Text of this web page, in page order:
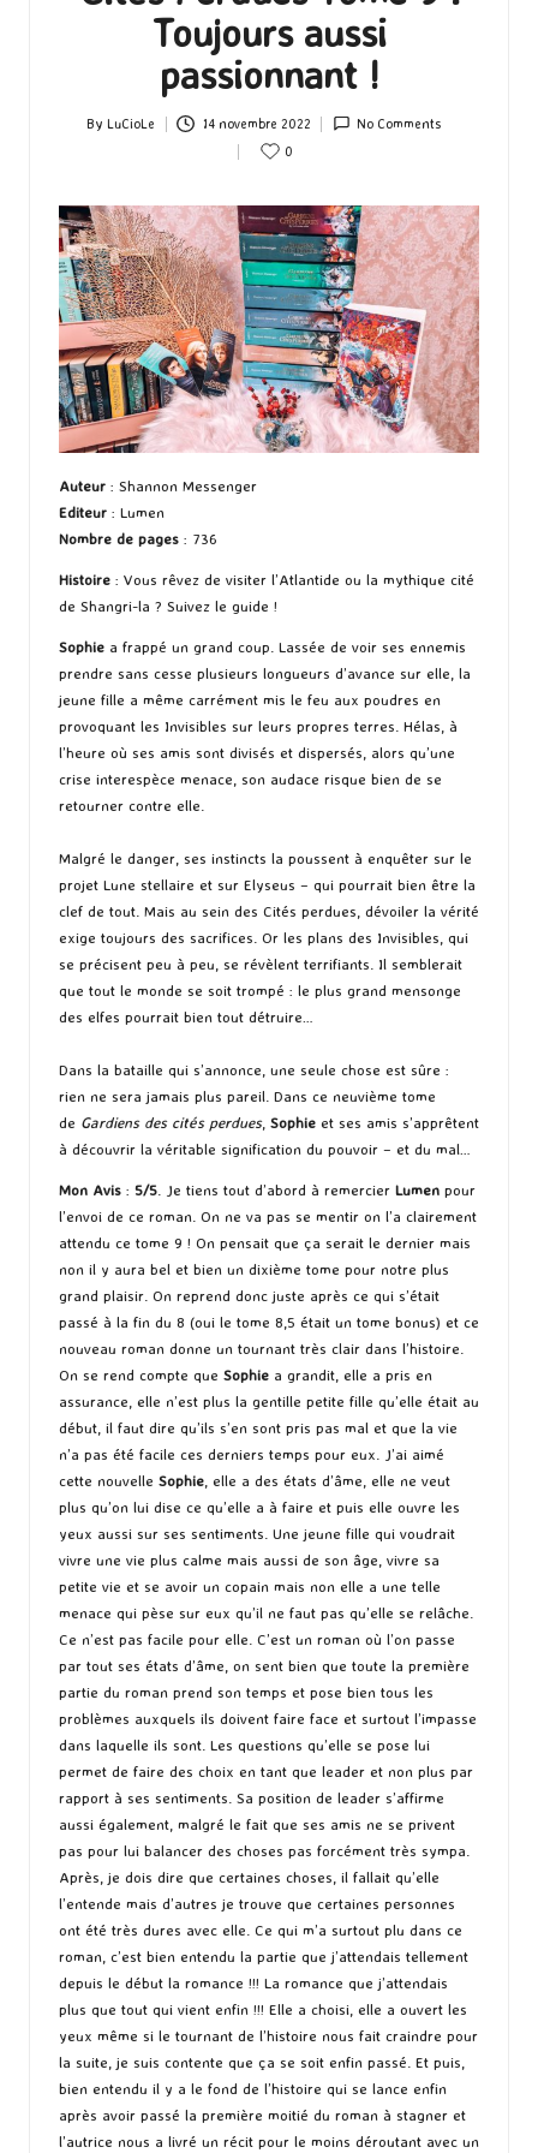
Toujours aussi
passionnant !
Posted
By LuCioLe 14 novembre 2022
No Comments
0
Auteur : Shannon Messenger
Editeur : Lumen
Nombre de pages : 736
Histoire : Vous rêvez de visiter l’Atlantide ou la mythique cité
de Shangri-la ? Suivez le guide !
Sophie a frappé un grand coup. Lassée de voir ses ennemis
prendre sans cesse plusieurs longueurs d’avance sur elle, la
jeune fille a même carrément mis le feu aux poudres en
provoquant les Invisibles sur leurs propres terres. Hélas, à
l’heure où ses amis sont divisés et dispersés, alors qu’une
crise interespèce menace, son audace risque bien de se
retourner contre elle.
Malgré le danger, ses instincts la poussent à enquêter sur le
projet Lune stellaire et sur Elyseus – qui pourrait bien être la
clef de tout. Mais au sein des Cités perdues, dévoiler la vérité
exige toujours des sacrifices. Or les plans des Invisibles, qui
se précisent peu à peu, se révèlent terrifiants. Il semblerait
que tout le monde se soit trompé : le plus grand mensonge
des elfes pourrait bien tout détruire…
Dans la bataille qui s’annonce, une seule chose est sûre :
rien ne sera jamais plus pareil. Dans ce neuvième tome
de Gardiens des cités perdues, Sophie et ses amis s’apprêtent
à découvrir la véritable signification du pouvoir – et du mal…
Mon Avis : 5/5 . Je tiens tout d’abord à remercier Lumen pour
l’envoi de ce roman. On ne va pas se mentir on l’a clairement
attendu ce tome 9 ! On pensait que ça serait le dernier mais
non il y aura bel et bien un dixième tome pour notre plus
grand plaisir. On reprend donc juste après ce qui s’était
passé à la fin du 8 (oui le tome 8,5 était un tome bonus) et ce
nouveau roman donne un tournant très clair dans l’histoire.
On se rend compte que Sophie a grandit, elle a pris en
assurance, elle n’est plus la gentille petite fille qu’elle était au
début, il faut dire qu’ils s’en sont pris pas mal et que la vie
n’a pas été facile ces derniers temps pour eux. J’ai aimé
cette nouvelle Sophie , elle a des états d’âme, elle ne veut
plus qu’on lui dise ce qu’elle a à faire et puis elle ouvre les
yeux aussi sur ses sentiments. Une jeune fille qui voudrait
vivre une vie plus calme mais aussi de son âge, vivre sa
petite vie et se avoir un copain mais non elle a une telle
menace qui pèse sur eux qu’il ne faut pas qu’elle se relâche.
Ce n’est pas facile pour elle. C’est un roman où l’on passe
par tout ses états d’âme, on sent bien que toute la première
partie du roman prend son temps et pose bien tous les
problèmes auxquels ils doivent faire face et surtout l’impasse
dans laquelle ils sont. Les questions qu’elle se pose lui
permet de faire des choix en tant que leader et non plus par
rapport à ses sentiments. Sa position de leader s’affirme
aussi également, malgré le fait que ses amis ne se privent
pas pour lui balancer des choses pas forcément très sympa.
Après, je dois dire que certaines choses, il fallait qu’elle
l’entende mais d’autres je trouve que certaines personnes
ont été très dures avec elle. Ce qui m’a surtout plu dans ce
roman, c’est bien entendu la partie que j’attendais tellement
depuis le début la romance !!! La romance que j’attendais
plus que tout qui vient enfin !!! Elle a choisi, elle a ouvert les
yeux même si le tournant de l’histoire nous fait craindre pour
la suite, je suis contente que ça se soit enfin passé. Et puis,
bien entendu il y a le fond de l’histoire qui se lance enfin
après avoir passé la première moitié du roman à stagner et
l’autrice nous a livré un récit pour le moins déroutant avec un